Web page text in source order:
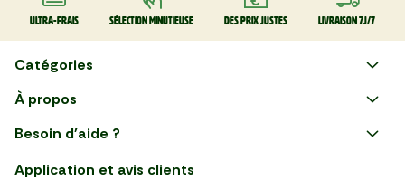
Ultra-frais Sélection minutieuse Des prix justes Livraison 7J/7
Catégories
Faire ses courses en ligne
Nouveautés
À propos
et savoir-faire français en
Besoin d'aide ?
Application et avis clients